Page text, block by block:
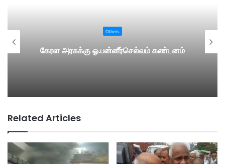
Others
கேரள அரசுக்கு ஓ.பன்னீர்செல்வம் கண்டனம்
Related Articles